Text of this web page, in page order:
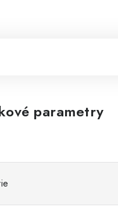
parametry